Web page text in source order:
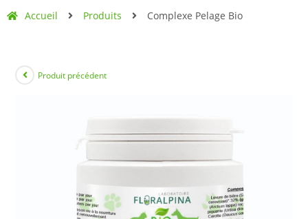
Accueil Produits Complexe Pelage Bio
Produit précédent